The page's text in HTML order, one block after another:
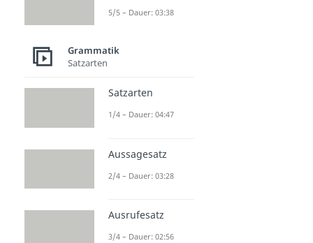
5/5 – Dauer: 03:38
Grammatik
Satzarten
Satzarten
1/4 – Dauer: 04:47
Aussagesatz
2/4 – Dauer: 03:28
Ausrufesatz
3/4 – Dauer: 02:56